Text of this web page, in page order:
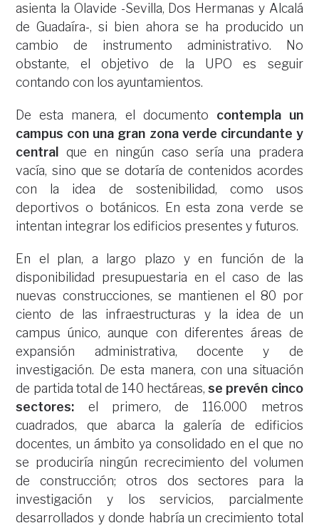
asienta la Olavide -Sevilla, Dos Hermanas y Alcalá
de Guadaíra-, si bien ahora se ha producido un
cambio de instrumento administrativo. No
obstante, el objetivo de la UPO es seguir
contando con los ayuntamientos.
De esta manera, el documento contempla un
campus con una gran zona verde circundante y
central
que en ningún caso sería una pradera
vacía, sino que se dotaría de contenidos acordes
con la idea de sostenibilidad, como usos
deportivos o botánicos. En esta zona verde se
intentan integrar los edificios presentes y futuros.
En el plan, a largo plazo y en función de la
disponibilidad presupuestaria en el caso de las
nuevas construcciones, se mantienen el 80 por
ciento de las infraestructuras y la idea de un
campus único, aunque con diferentes áreas de
expansión administrativa, docente y de
investigación. De esta manera, con una situación
de partida total de 140 hectáreas,se prevén cinco
sectores: el primero, de 116.000 metros
cuadrados, que abarca la galería de edificios
docentes, un ámbito ya consolidado en el que no
se produciría ningún recrecimiento del volumen
de construcción; otros dos sectores para la
investigación y los servicios, parcialmente
desarrollados y donde habría un crecimiento total